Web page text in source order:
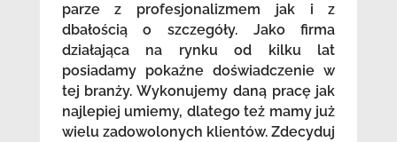
parze z profesjonalizmem jak i z
dbałością o szczegóły. Jako firma
działająca na rynku od kilku lat
posiadamy pokaźne doświadczenie w
tej branży. Wykonujemy daną pracę jak
najlepiej umiemy, dlatego też mamy już
wielu zadowolonych klientów. Zdecyduj